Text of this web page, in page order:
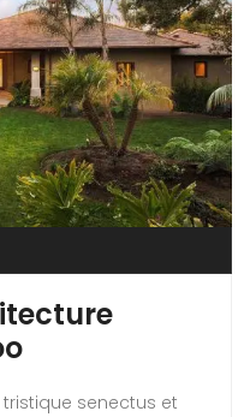
senectus et